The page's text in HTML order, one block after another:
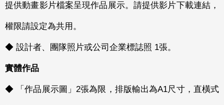
提供動畫影片檔案呈現作品展示。請提供影片下載連結，
權限請設定為共用。
◆ 設計者、團隊照片或公司企業標誌照 1張。
實體作品
◆ 「作品展示圖」2張為限，排版輸出為A1尺寸，直橫式